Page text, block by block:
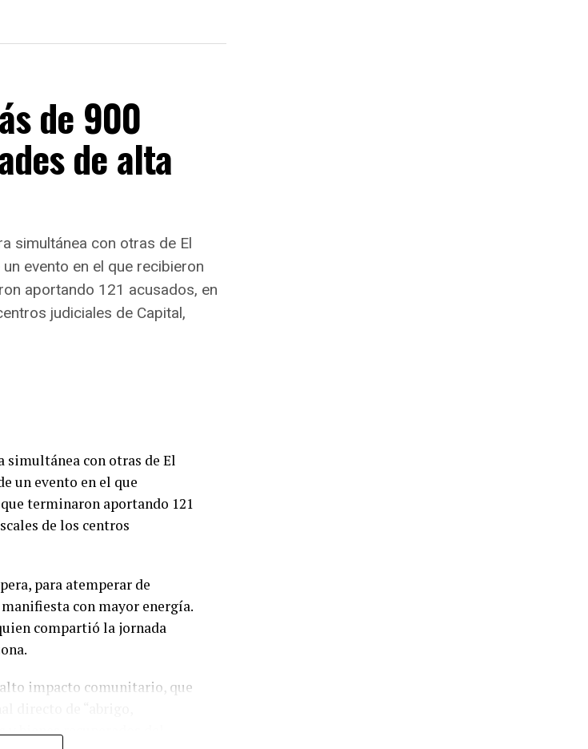
de 900
de alta
simultánea con otras de El
evento en el que recibieron
aportando 121 acusados, en
judiciales de Capital,
simultánea con otras de El
un evento en el que
terminaron aportando 121
de los centros
para atemperar de
con mayor energía.
compartió la jornada
impacto comunitario, que
bienes recuperados del